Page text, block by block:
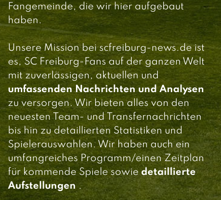
Fangemeinde, die wir hier aufgebaut
haben.
Unsere Mission bei scfreiburg-news.de ist
es, SC Freiburg-Fans auf der ganzen Welt
mit zuverlässigen, aktuellen und
umfassenden Nachrichten und Analysen
zu versorgen. Wir bieten alles von den
neuesten Team- und Transfernachrichten
bis hin zu detaillierten Statistiken und
Spielerauswahlen. Wir haben auch ein
umfangreiches Programm/einen Zeitplan
für kommende Spiele sowiedetaillierte
Aufstellungen .